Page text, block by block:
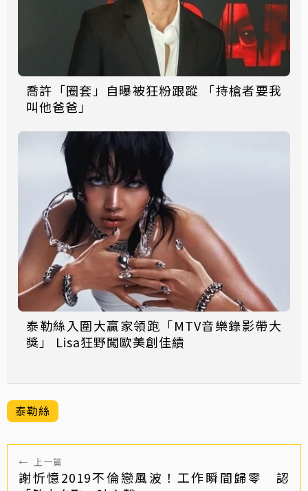
喬許「圈套」自曝被狂粉跟蹤 「持槍者要我
叫他爸爸」
泰勒絲入圍大贏家領跑「MTV音樂錄影帶大
獎」 Lisa狂野闖歐美創佳績
泰勒絲
← 上一篇
謝忻憶2019不倫戀風波！工作瞬間歸零 認